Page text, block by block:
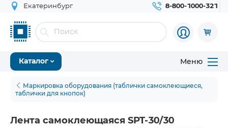
Екатеринбург 8-800-1000-321
Каталог Меню
Маркировка оборудования (таблички самоклеющиеся,
таблички для кнопок)
Лента самоклеющаяся SPT-30/30